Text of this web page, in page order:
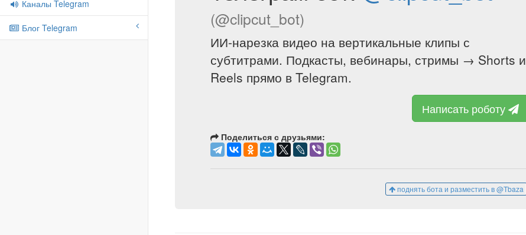
Каналы Telegram
Блог Telegram (@clipcut_bot)
ИИ-нарезка видео на вертикальные клипы с
субтитрами. Подкасты, вебинары, стримы → Shorts и
Reels прямо в Telegram.
Написать роботу
Поделиться с друзьями:
поднять бота и разместить в @Tbaza